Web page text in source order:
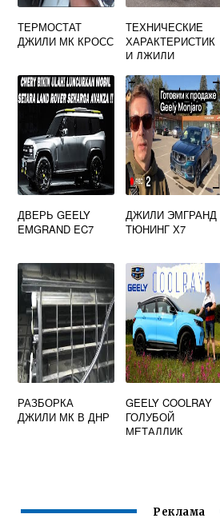
ТЕРМОСТАТ
ДЖИЛИ МК КРОСС
ТЕХНИЧЕСКИЕ
ХАРАКТЕРИСТИК
И ДЖИЛИ
ДВЕРЬ GEELY
EMGRAND EC7
ДЖИЛИ ЭМГРАНД
ТЮНИНГ Х7
РАЗБОРКА
ДЖИЛИ МК В ДНР
GEELY COOLRAY
ГОЛУБОЙ
МЕТАЛЛИК
Реклама